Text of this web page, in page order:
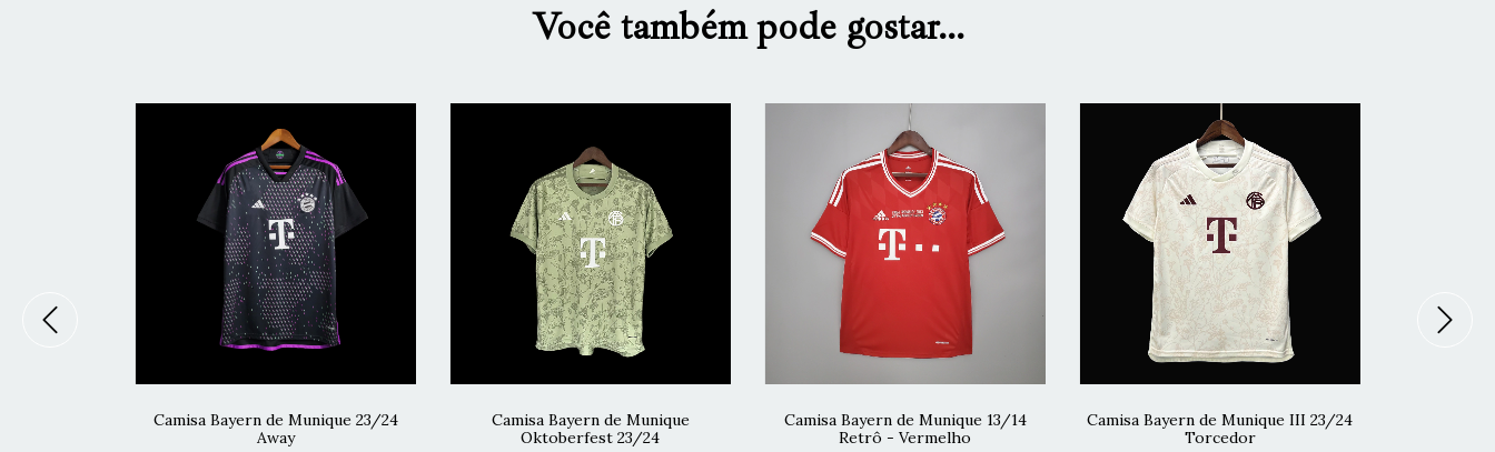
Você também pode gostar...
Camisa Bayern de Munique 23/24
Away
Camisa Bayern de Munique
Oktoberfest 23/24
Camisa Bayern de Munique 13/14
Retrô - Vermelho
Camisa Bayern de Munique III 23/24
Torcedor